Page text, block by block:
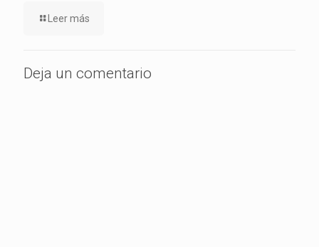
Leer más
Deja un comentario